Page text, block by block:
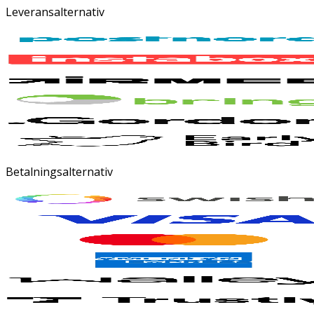
Leveransalternativ
Betalningsalternativ